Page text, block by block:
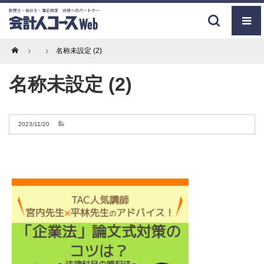
Home 名称未設定 (2)
名称未設定 (2)
2023/11/20